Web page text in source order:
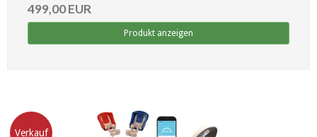
499,00 EUR
Produkt anzeigen
Verkauf